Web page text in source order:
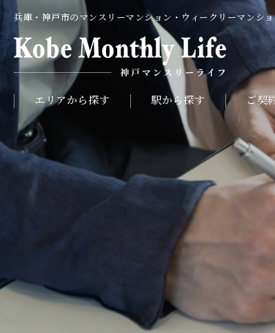
兵庫・神戸市のマンスリーマンション・ウィークリーマンシ
エリアから探す 駅から探す ご契